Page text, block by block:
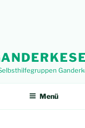
Menü